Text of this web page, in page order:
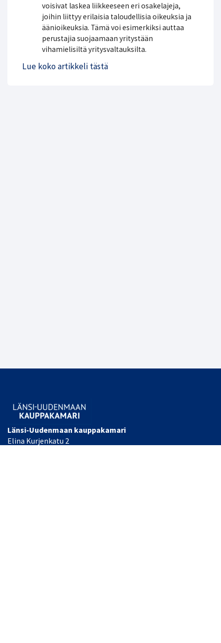
voisivat laskea liikkeeseen eri osakelajeja,
joihin liittyy erilaisia taloudellisia oikeuksia ja
äänioikeuksia. Tämä voi esimerkiksi auttaa
perustajia suojaamaan yritystään
vihamielisiltä yritysvaltauksilta.
Lue koko artikkeli tästä
Länsi-Uudenmaan kauppakamari
Elina Kurjenkatu 2